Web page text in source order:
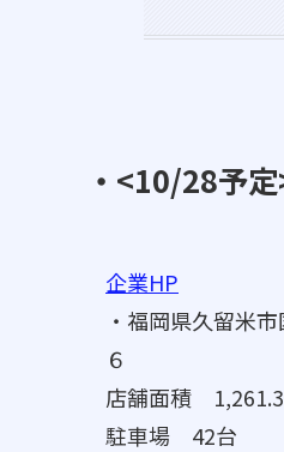
・<10/28予
企業HP
・福岡県久留米
６
店舗面積
駐車場 42台